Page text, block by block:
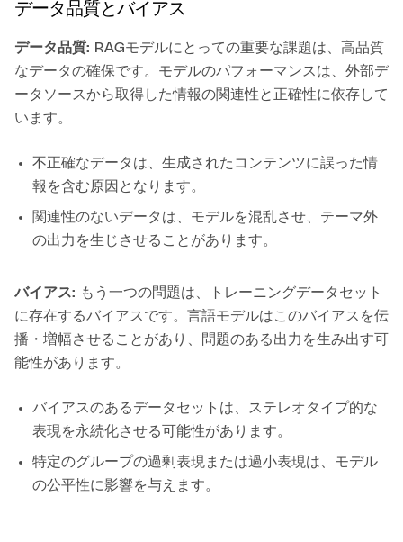
データ品質とバイアス
データ品質: RAGモデルにとっての重要な課題は、高品質
なデータの確保です。モデルのパフォーマンスは、外部デ
ータソースから取得した情報の関連性と正確性に依存して
います。
不正確なデータは、生成されたコンテンツに誤った情
報を含む原因となります。
関連性のないデータは、モデルを混乱させ、テーマ外
の出力を生じさせることがあります。
バイアス: もう一つの問題は、トレーニングデータセット
に存在するバイアスです。言語モデルはこのバイアスを伝
播・増幅させることがあり、問題のある出力を生み出す可
能性があります。
バイアスのあるデータセットは、ステレオタイプ的な
表現を永続化させる可能性があります。
特定のグループの過剰表現または過小表現は、モデル
の公平性に影響を与えます。